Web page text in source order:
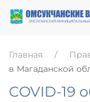
Главная
в Магаданской
COVID-19